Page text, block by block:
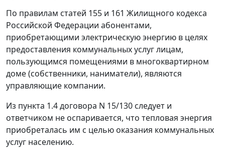
По правилам статей 155 и 161 Жилищного кодекса
Российской Федерации абонентами,
приобретающими электрическую энергию в целях
предоставления коммунальных услуг лицам,
пользующимся помещениями в многоквартирном
доме (собственники, наниматели), являются
управляющие компании.
Из пункта 1.4 договора N 15/130 следует и
ответчиком не оспаривается, что тепловая энергия
приобреталась им с целью оказания коммунальных
услуг населению.